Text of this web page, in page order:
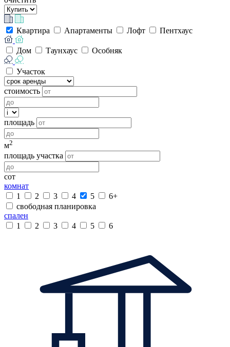
Квартира Апартаменты Лофт Пентхаус
Дом Таунхаус Особняк
Участок
стоимость
площадь
м2
площадь участка
сот
комнат
1
2 3 4 5
6+
свободная планировка
спален
1
2 3 4 5 6